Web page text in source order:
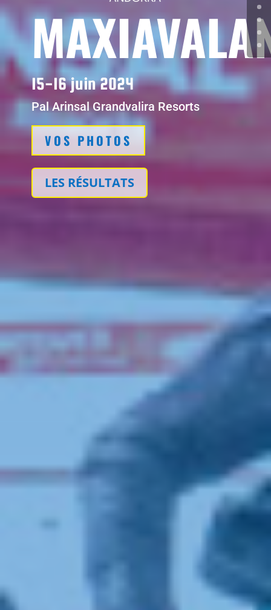
15-16 juin 2024
Pal Arinsal Grandvalira Resorts
VOS PHOTOS
LES RÉSULTATS